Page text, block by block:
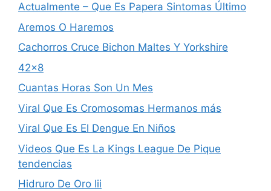
Actualmente – Que Es Papera Sintomas Último
Aremos O Haremos
Cachorros Cruce Bichon Maltes Y Yorkshire
42×8
Cuantas Horas Son Un Mes
Viral Que Es Cromosomas Hermanos más
Viral Que Es El Dengue En Niños
Videos Que Es La Kings League De Pique
tendencias
Hidruro De Oro Iii